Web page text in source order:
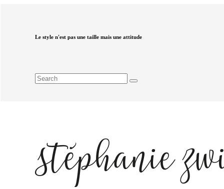
Le style n'est pas une taille mais une attitude